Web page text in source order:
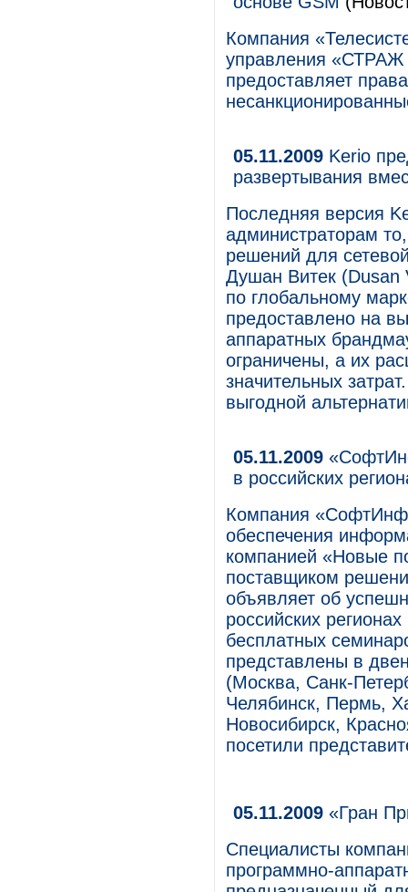
Компания
управления «СТРАЖ
предоставляет
05.11.2009 Kerio
развертывания
Последняя версия
администраторам
решений для
Душан Витек (Dusan
по глобальному
предоставлено на
аппаратных
ограничены, а их
значительных
выгодной
05.11.2009
в российских
Компания
обеспечения
компанией «Новые
поставщиком
объявляет об
российских
бесплатных
представлены в
(Москва, Санк-
Челябинск, Пермь,
Новосибирск,
посетили
05.11.2009 «Гран
Специалисты
программно-